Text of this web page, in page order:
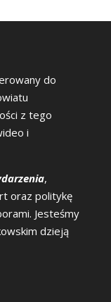
do
z tego
i
,
oraz politykę
Jesteśmy
dzieją